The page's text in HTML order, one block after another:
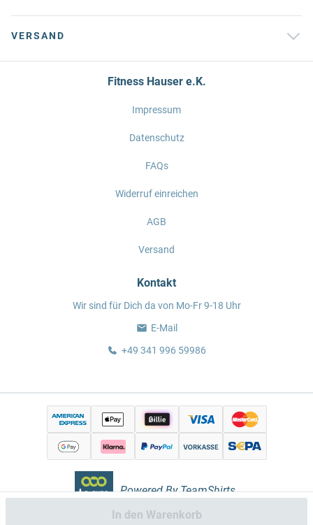
VERSAND
In den Warenkorb
Fitness Hauser e.K.
Impressum
Datenschutz
FAQs
Widerruf einreichen
AGB
Versand
Kontakt
Wir sind für Dich da von Mo-Fr 9-18 Uhr
E-Mail
+49 341 996 59986
Powered By TeamShirts.